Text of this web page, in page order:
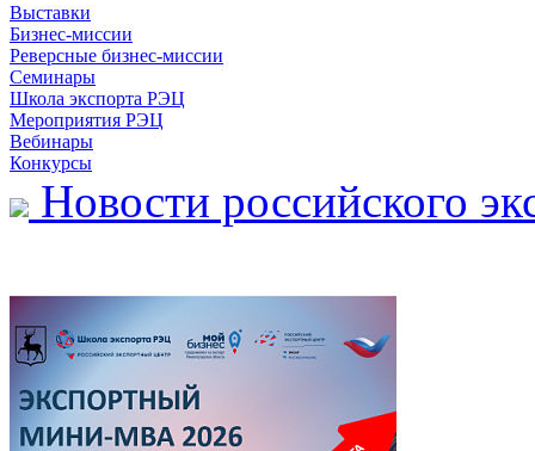
Выставки
Бизнес-миссии
Реверсные бизнес-миссии
Семинары
Школа экспорта РЭЦ
Мероприятия РЭЦ
Вебинары
Конкурсы
Новости российского